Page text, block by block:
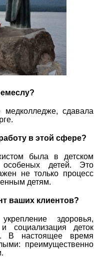
сдавала
в этой сфере?
была в детском
детей. Это
не только процесс
детям.
ваших клиентов?
здоровья,
социализация деток
В настоящее время
преимущественно